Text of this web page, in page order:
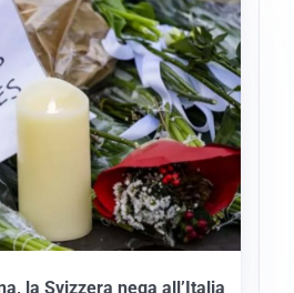
la Svizzera nega all’Italia